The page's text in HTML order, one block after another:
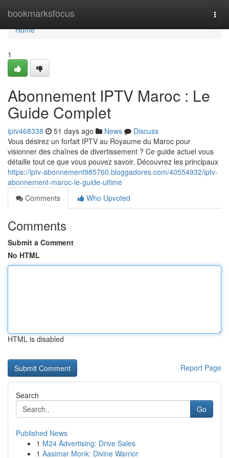
bookmarksfocus
Home
Home
1
Abonnement IPTV Maroc : Le
Guide Complet
iptv468338 51 days ago News
Discuss
Vous désirez un forfait IPTV au Royaume du Maroc pour
visionner des chaînes de divertissement ? Ce guide actuel vous
détaille tout ce que vous pouvez savoir. Découvrez les principaux
https://iptv-abonnement985760.bloggadores.com/40554932/iptv-
abonnement-maroc-le-guide-ultime
Comments
Who Upvoted
Comments
Submit a Comment
No HTML
HTML is disabled
Report Page
Search
Go
Published News
1 M24 Advertising: Drive Sales
1 Aasimar Monk: Divine Warrior